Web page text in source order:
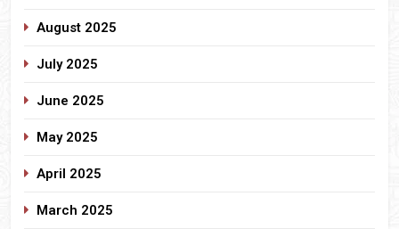
August 2025
July 2025
June 2025
May 2025
April 2025
March 2025